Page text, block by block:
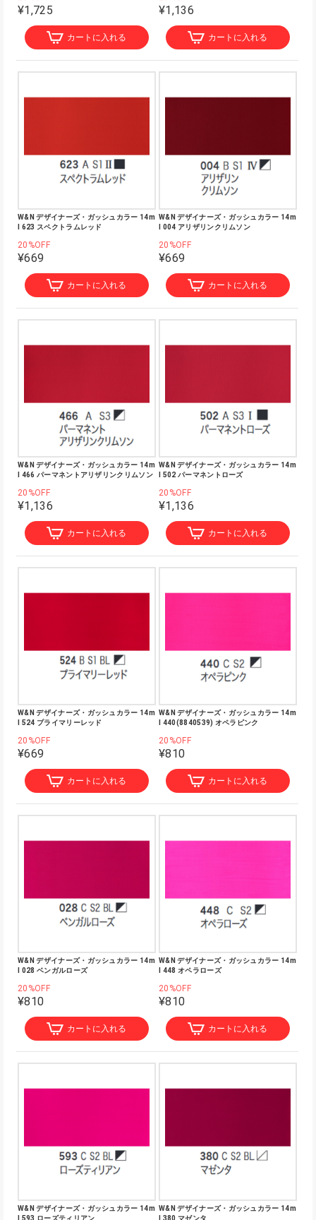
¥1,725
カートに入れる
¥1,136
カートに入れる
W&N デザイナーズ・ガッシュカラー 14m
l 623 スペクトラムレッド
20%OFF
¥669
カートに入れる
W&N デザイナーズ・ガッシュカラー 14m
l 004 アリザリンクリムソン
20%OFF
¥669
カートに入れる
W&N デザイナーズ・ガッシュカラー 14m
l 466 パーマネントアリザリンクリムソン
20%OFF
¥1,136
カートに入れる
W&N デザイナーズ・ガッシュカラー 14m
l 502 パーマネントローズ
20%OFF
¥1,136
カートに入れる
W&N デザイナーズ・ガッシュカラー 14m
l 524 プライマリーレッド
20%OFF
¥669
カートに入れる
W&N デザイナーズ・ガッシュカラー 14m
l 440(8840539) オペラピンク
20%OFF
¥810
カートに入れる
W&N デザイナーズ・ガッシュカラー 14m
l 028 ベンガルローズ
20%OFF
¥810
カートに入れる
W&N デザイナーズ・ガッシュカラー 14m
l 448 オペラローズ
20%OFF
¥810
カートに入れる
W&N デザイナーズ・ガッシュカラー 14m
l 593 ローズティリアン
W&N デザイナーズ・ガッシュカラー 14m
l 380 マゼンタ